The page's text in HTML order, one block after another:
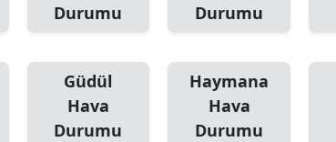
Durumu
Durumu
Güdül
Hava
Durumu
Haymana
Hava
Durumu